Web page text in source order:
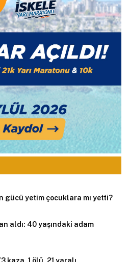
gücü yetim çocuklara mı yetti?
aldı: 40 yaşındaki adam